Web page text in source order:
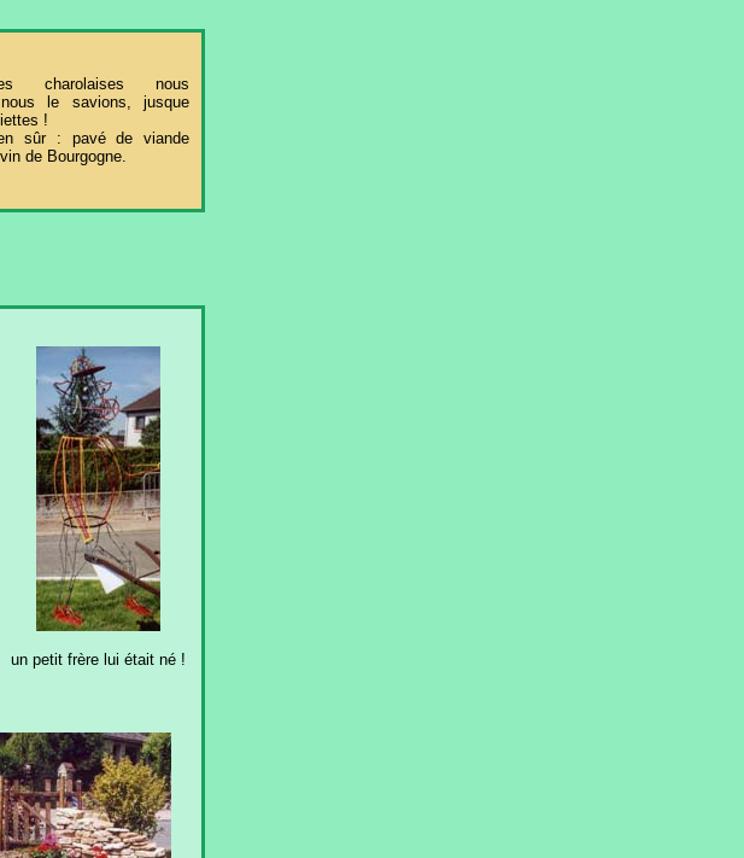
charolaises nous
le savions, jusque
!
sûr : pavé de viande
de Bourgogne.
un petit frère lui était né !